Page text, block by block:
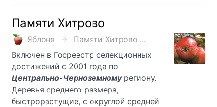
Памяти Хитрово
Яблоня
Памяти Хитрово ...
Включен в Госреестр селекционных
достижений с 2001 года по
Центрально-Черноземномурегиону.
Деревья среднего размера,
быстрорастущие, с округлой средней